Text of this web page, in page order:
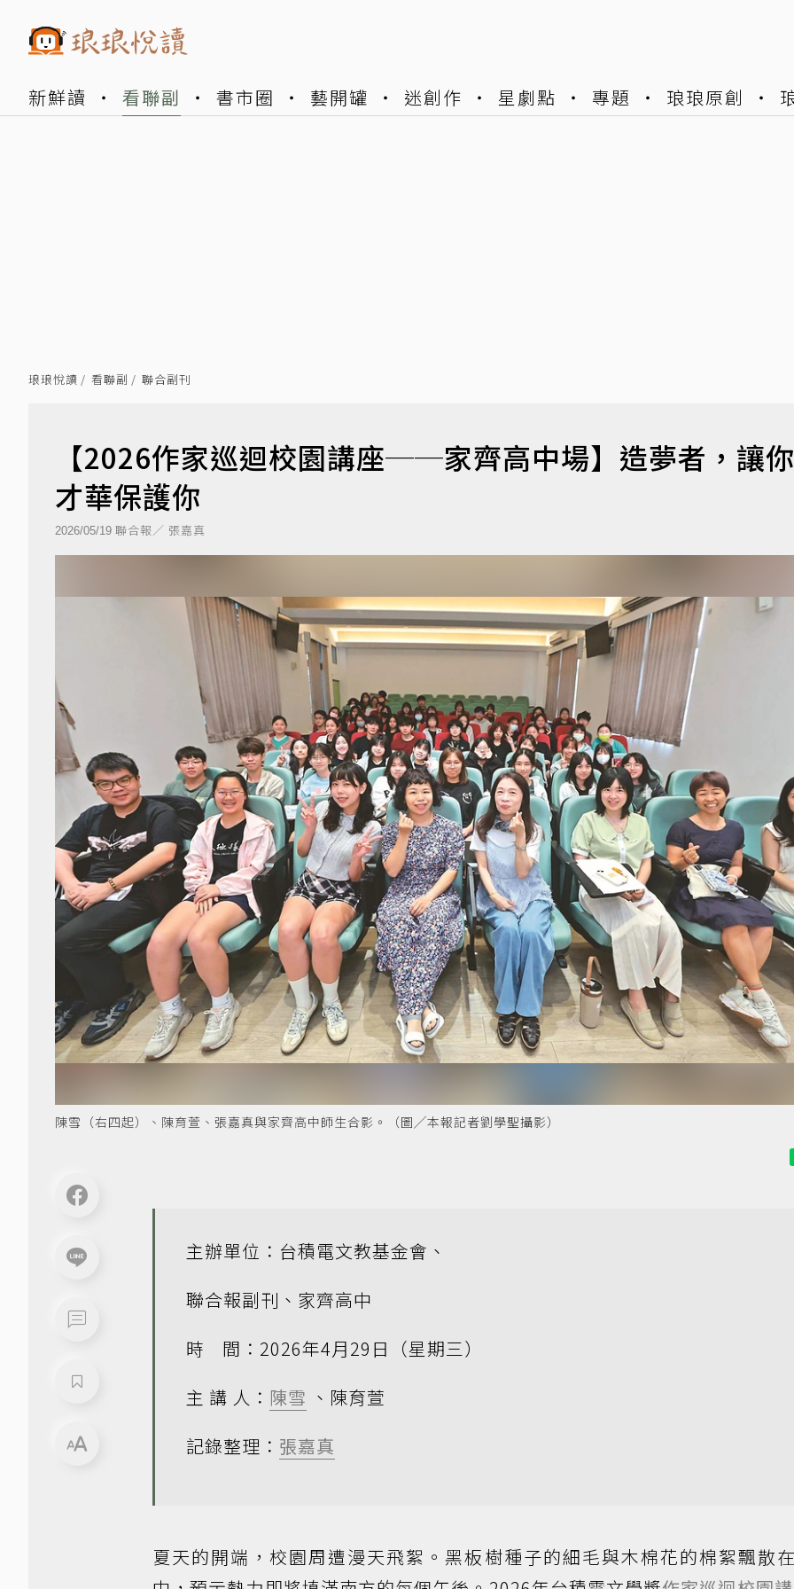
新鮮讀 看聯副 書市圈 藝開罐 迷創作 星劇點 專題 琅琅原創
琅琅悅讀 看聯副 聯合副刊
【2026作家巡迴校園講座──家齊高中場】造夢者，讓
才華保護你
2026/05/19 聯合報／ 張嘉真
陳雪（右四起）、陳育萱、張嘉真與家齊高中師生合影。（圖╱本報記者劉學聖攝影）
主辦單位：台積電文教基金會、
聯合報副刊、家齊高中
時 間：2026年4月29日（星期三）
主 講 人： 陳雪 、陳育萱
記錄整理： 張嘉真
夏天的開端，校園周遭漫天飛絮。黑板樹種子的細毛與木棉花的棉絮飄散